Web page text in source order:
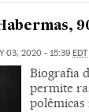
03, 2020 - 15:39 EDT
Biografia
permite
polêmicas